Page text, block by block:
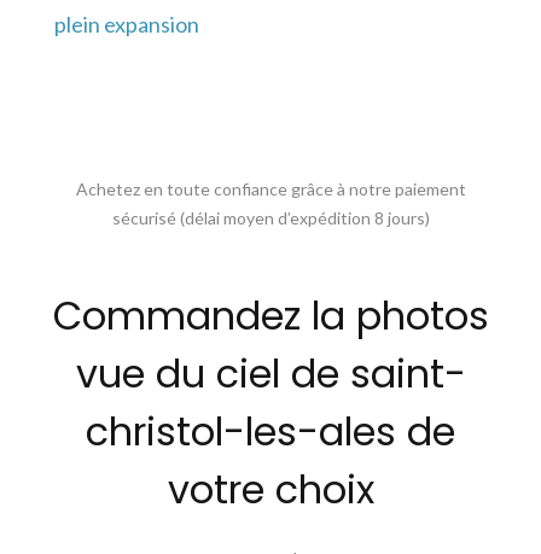
plein expansion
Achetez en toute confiance grâce à notre paiement
sécurisé (délai moyen d’expédition 8 jours)
Commandez la photos
vue du ciel de saint-
christol-les-ales de
votre choix